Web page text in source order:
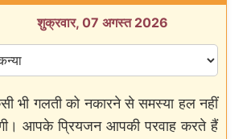
जाने से
बाहर!
शुक्रवार, 07 अगस्त 2026
भी गलती को नकारने से समस्या हल नहीं
आपके प्रियजन आपकी परवाह करते हैं